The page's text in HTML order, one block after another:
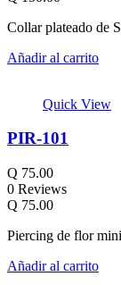
Collar plateado de
Añadir al carrito
Quick View
PIR-101
Q 75.00
0 Reviews
Q 75.00
Piercing de flor
Añadir al carrito